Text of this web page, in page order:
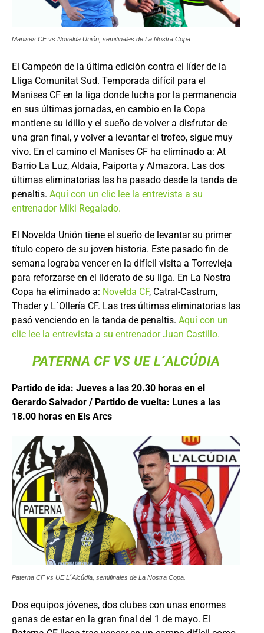
Manises CF vs Novelda Unión, semifinales de La Nostra Copa.
El Campeón de la última edición contra el líder de la
Lliga Comunitat Sud. Temporada difícil para el
Manises CF en la liga donde lucha por la permanencia
en sus últimas jornadas, en cambio en la Copa
mantiene su idilio y el sueño de volver a disfrutar de
una gran final, y volver a levantar el trofeo, sigue muy
vivo. En el camino el Manises CF ha eliminado a: At
Barrio La Luz, Aldaia, Paiporta y Almazora. Las dos
últimas eliminatorias las ha pasado desde la tanda de
penaltis. Aquí con un clic lee la entrevista a su
entrenador Miki Regalado.
El Novelda Unión tiene el sueño de levantar su primer
título copero de su joven historia. Este pasado fin de
semana lograba vencer en la difícil visita a Torrevieja
para reforzarse en el liderato de su liga. En La Nostra
Copa ha eliminado a: Novelda CF, Catral-Castrum,
Thader y L´Ollería CF. Las tres últimas eliminatorias las
pasó venciendo en la tanda de penaltis. Aquí con un
clic lee la entrevista a su entrenador Juan Castillo.
PATERNA CF VS UE L´ALCÚDIA
Partido de ida: Jueves a las 20.30 horas en el
Gerardo Salvador / Partido de vuelta: Lunes a las
18.00 horas en Els Arcs
Paterna CF vs UE L´Alcúdia, semifinales de La Nostra Copa.
Dos equipos jóvenes, dos clubes con unas enormes
ganas de estar en la gran final del 1 de mayo. El